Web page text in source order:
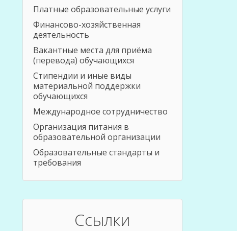
Платные образовательные услуги
Финансово-хозяйственная
деятельность
Вакантные места для приёма
(перевода) обучающихся
Стипендии и иные виды
материальной поддержки
обучающихся
Международное сотрудничество
Организация питания в
образовательной организации
Образовательные стандарты и
требования
Ссылки